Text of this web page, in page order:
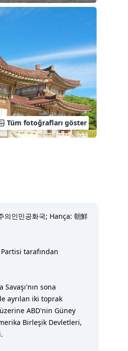
Tüm fotoğrafları göster
인민공화국; Hança: 朝鮮
tarafından
sona
ayrılan iki toprak
ABD'nin Güney
Birleşik Devletleri,